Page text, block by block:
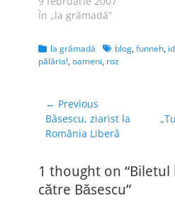
o cheamă Denisa, la
citit povestea şi nu
pot să mă gândesc
stat, cum s-au…
În „la grămadă”
Categories
la grămadă Tagsblog, funneh,
pălăria!, oameni, roz
Navigare
în
articole
← Previous
Previous
post:
Băsescu, ziarist la
România Liberă
1 thought on “Biletul
către Băsescu”